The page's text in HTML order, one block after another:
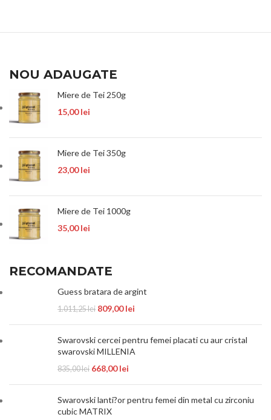
NOU ADAUGATE
Miere de Tei 250g
15,00lei
Miere de Tei 350g
23,00lei
Miere de Tei 1000g
35,00lei
RECOMANDATE
Guess bratara de argint
1.011,25lei 809,00lei
Swarovski cercei pentru femei placati cu aur cristal
swarovski MILLENIA
835,00lei 668,00lei
Swarovski lanti?or pentru femei din metal cu zirconiu
cubic MATRIX